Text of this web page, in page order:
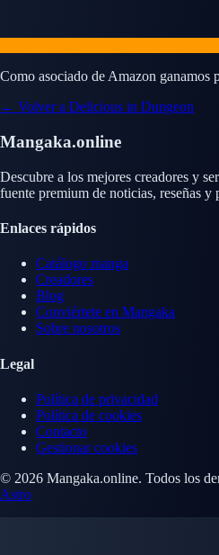
Como asociado de Amazon ganamos
← Volver a Delicious in Dungeon
Mangaka.online
Descubre a los mejores creadores y
fuente premium de noticias, reseñas y
Enlaces rápidos
Catálogo manga
Creadores
Blog
Conviértete en Mangaka
Sobre nosotros
Legal
Política de privacidad
Política de cookies
Contacto
Gestionar cookies
© 2026 Mangaka.online. Todos los
Astro